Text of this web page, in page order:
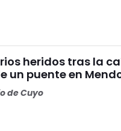
heridos tras la
un puente en
de Cuyo